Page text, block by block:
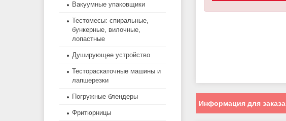
Информация для заказа
Вакуумные упаковщики
Тестомесы: спиральные,
бункерные, вилочные,
лопастные
Душирующее устройство
Тестораскаточные машины и
лапшерезки
Погружные блендеры
Фритюрницы